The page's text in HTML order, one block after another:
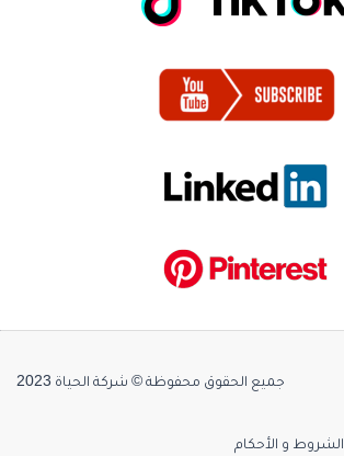
جميع الحقوق محفوظة © شركة الحياة 2023
الشروط و الأحكام